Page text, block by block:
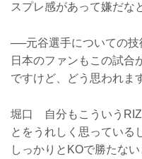
スプレ感があって嫌だな
──元谷選手についての技
日本のファンもこの試合
ですけど、どう思われま
堀口 自分もこういう
とをうれしく思っている
しっかりとKOで勝たな